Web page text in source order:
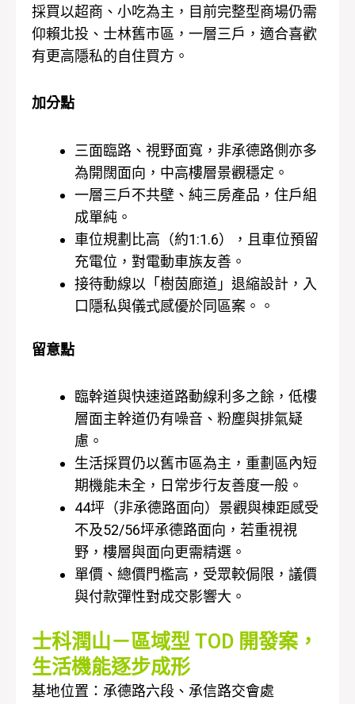
採買以超商、小吃為主，目前完整型商場仍需
仰賴北投、士林舊市區，一層三戶，適合喜歡
有更高隱私的自住買方。
加分點
三面臨路、視野面寬，非承德路側亦多
為開闊面向，中高樓層景觀穩定。
一層三戶不共壁、純三房產品，住戶組
成單純。
車位規劃比高（約1:1.6），且車位預留
充電位，對電動車族友善。
接待動線以「樹茵廊道」退縮設計，入
口隱私與儀式感優於同區案。。
留意點
臨幹道與快速道路動線利多之餘，低樓
層面主幹道仍有噪音、粉塵與排氣疑
慮。
生活採買仍以舊市區為主，重劃區內短
期機能未全，日常步行友善度一般。
44坪（非承德路面向）景觀與棟距感受
不及52/56坪承德路面向，若重視視
野，樓層與面向更需精選。
單價、總價門檻高，受眾較侷限，議價
與付款彈性對成交影響大。
士科潤山－區域型 TOD 開發案，
生活機能逐步成形
基地位置：承德路六段、承信路交會處